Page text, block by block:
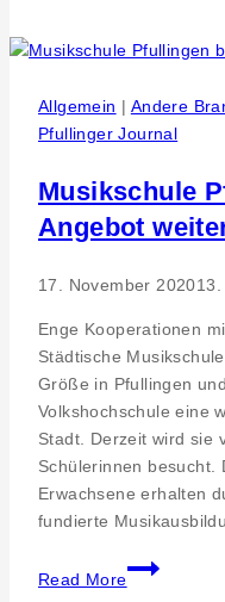
Neu-
mit
neuer
Technik
erweitertem
Allgemein | Andere
Pfullinger Journal
Musikschule
Angebot
17. November 2020
Enge Kooperationen
Städtische
Größe in Pfullingen
Volkshochschule eine
Stadt. Derzeit wird sie
Schülerinnen besucht.
Erwachsene erhalten
fundierte
Read More
Musikschule
Pfullingen